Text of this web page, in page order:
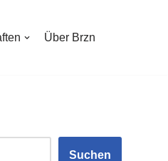
Über Brzn
Suchen